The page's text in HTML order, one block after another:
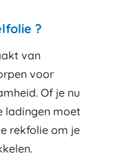
?
van
voor
Of je nu
ladingen moet
rekfolie om je